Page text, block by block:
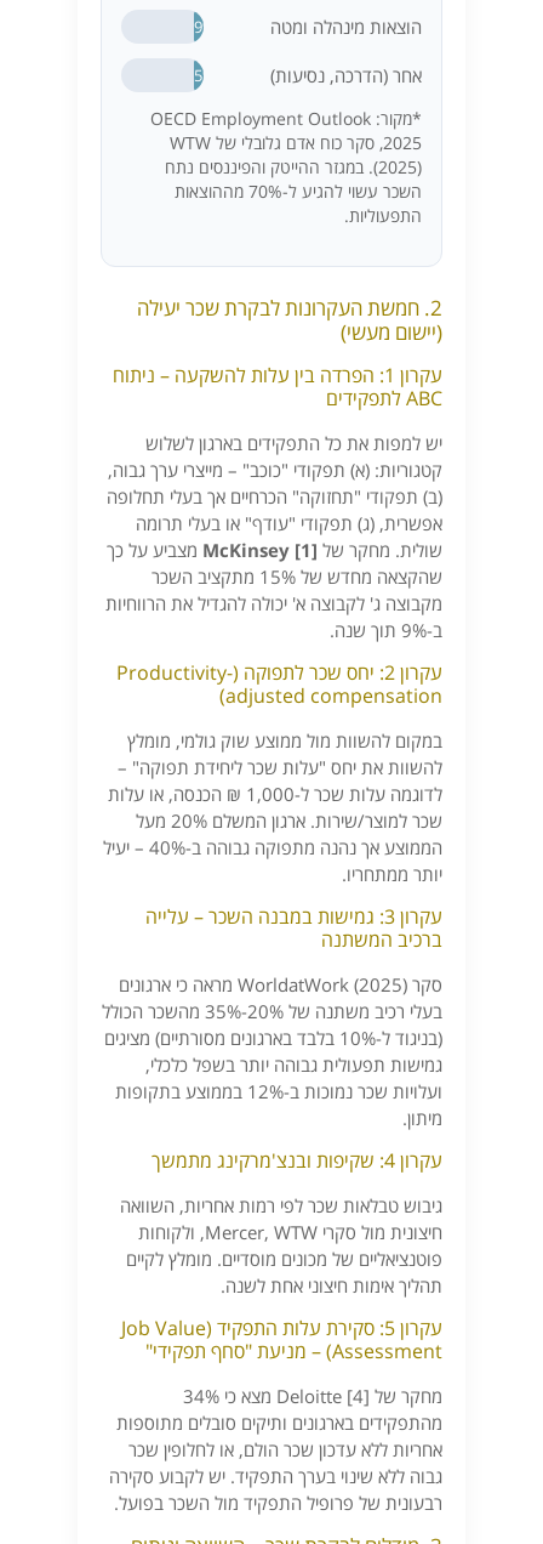
הוצאות מינהלה ומטה 9%
אחר (הדרכה, נסיעות) 5%
*מקור: OECD Employment Outlook
2025, סקר כוח אדם גלובלי של WTW
(2025). במגזר ההייטק והפיננסים נתח
השכר עשוי להגיע ל-70% מההוצאות
התפעוליות.
2. חמשת העקרונות לבקרת שכר יעילה
(יישום מעשי)
עקרון 1: הפרדה בין עלות להשקעה – ניתוח
ABC לתפקידים
יש למפות את כל התפקידים בארגון לשלוש
קטגוריות: (א) תפקודי "כוכב" – מייצרי ערך גבוה,
(ב) תפקודי "תחזוקה" הכרחיים אך בעלי תחלופה
אפשרית, (ג) תפקודי "עודף" או בעלי תרומה
שולית. מחקר של McKinsey [1] מצביע על כך
שהקצאה מחדש של 15% מתקציב השכר
מקבוצה ג' לקבוצה א' יכולה להגדיל את הרווחיות
ב-9% תוך שנה.
עקרון 2: יחס שכר לתפוקה (Productivity-
adjusted compensation)
במקום להשוות מול ממוצע שוק גולמי, מומלץ
להשוות את יחס "עלות שכר ליחידת תפוקה" –
לדוגמה עלות שכר ל-1,000 ₪ הכנסה, או עלות
שכר למוצר/שירות. ארגון המשלם 20% מעל
הממוצע אך נהנה מתפוקה גבוהה ב-40% – יעיל
יותר ממתחריו.
עקרון 3: גמישות במבנה השכר – עלייה
ברכיב המשתנה
סקר WorldatWork (2025) מראה כי ארגונים
בעלי רכיב משתנה של 20%-35% מהשכר הכולל
(בניגוד ל-10% בלבד בארגונים מסורתיים) מציגים
גמישות תפעולית גבוהה יותר בשפל כלכלי,
ועלויות שכר נמוכות ב-12% בממוצע בתקופות
מיתון.
עקרון 4: שקיפות ובנצ'מרקינג מתמשך
גיבוש טבלאות שכר לפי רמות אחריות, השוואה
חיצונית מול סקרי Mercer, WTW, ולקוחות
פוטנציאליים של מכונים מוסדיים. מומלץ לקיים
תהליך אימות חיצוני אחת לשנה.
עקרון 5: סקירת עלות התפקיד (Job Value
Assessment) – מניעת "סחף תפקידי"
מחקר של Deloitte [4] מצא כי 34%
מהתפקידים בארגונים ותיקים סובלים מתוספות
אחריות ללא עדכון שכר הולם, או לחלופין שכר
גבוה ללא שינוי בערך התפקיד. יש לקבוע סקירה
רבעונית של פרופיל התפקיד מול השכר בפועל.